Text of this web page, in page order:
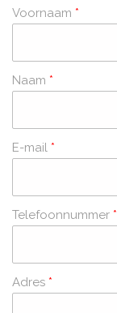
Voornaam *
Naam *
E-mail *
Telefoonnummer *
Adres *